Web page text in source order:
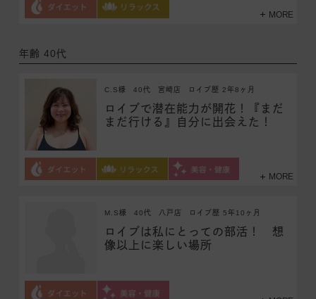
MORE
年齢 40代
C.S様 40代 宮崎店 ロイブ歴 2年8ヶ月
ロイブで潜在能力が開花！『まだ
まだ行ける』自分に出会えた！
MORE
M.S様 40代 八戸店 ロイブ歴 5年10ヶ月
ロイブは私にとっての部活！ 想
像以上に楽しい場所